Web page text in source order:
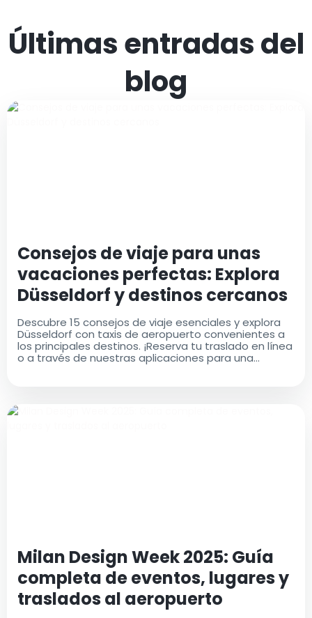
Últimas entradas del
blog
Consejos de viaje para unas
vacaciones perfectas: Explora
Düsseldorf y destinos cercanos
Descubre 15 consejos de viaje esenciales y explora
Düsseldorf con taxis de aeropuerto convenientes a
los principales destinos. ¡Reserva tu traslado en línea
o a través de nuestras aplicaciones para una
Milan Design Week 2025: Guía
completa de eventos, lugares y
traslados al aeropuerto